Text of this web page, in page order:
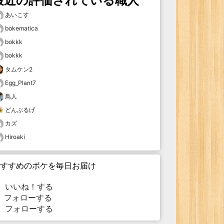
あいこす
bokematica
bokkk
bokkk
タムケン2
Egg_Plant7
鳥人
どんぶるげ
カズ
Hiroaki
すめのボケを毎日お届け
いいね！する
ォローする
フォローする